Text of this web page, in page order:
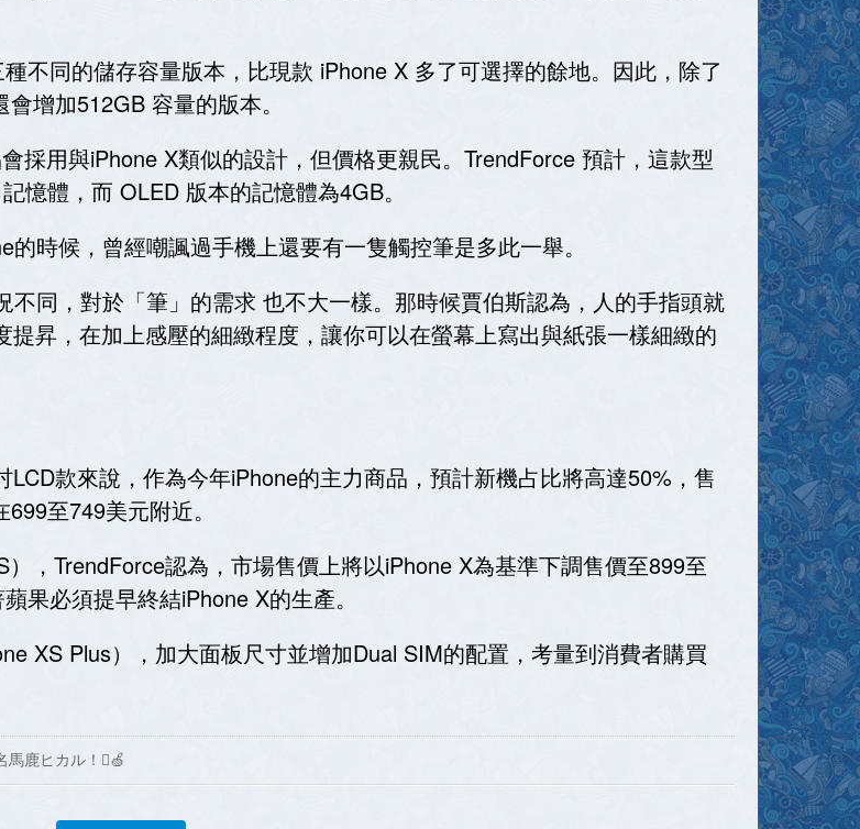
不同的儲存容量版本，比現款 iPhone X 多了可選擇的餘地。因此，除了
增加512GB 容量的版本。
採用與iPhone X類似的設計，但價格更親民。TrendForce 預計，這款型
憶體，而 OLED 版本的記憶體為4GB。
時候，曾經嘲諷過手機上還要有一隻觸控筆是多此一舉。
同，對於「筆」的需求 也不大一樣。那時候賈伯斯認為，人的手指頭就
昇，在加上感壓的細緻程度，讓你可以在螢幕上寫出與紙張一樣細緻的
款來說，作為今年iPhone的主力商品，預計新機占比將高達50%，售
至749美元附近。
，TrendForce認為，市場售價上將以iPhone X為基準下調售價至899至
果必須提早終結iPhone X的生產。
XS Plus），加大面板尺寸並增加Dual SIM的配置，考量到消費者購買
馬鹿ヒカル！🍏